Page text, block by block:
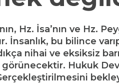
Hz. İsa’nın ve Hz.
İnsanlık, bu bilince
nihai ve eksiksiz
görünecektir. Hukuk